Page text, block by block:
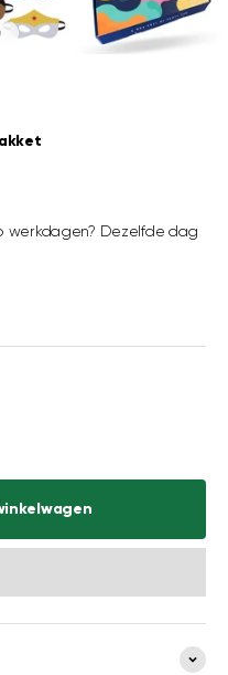
Naar artikel 6
werkdagen? Dezelfde dag